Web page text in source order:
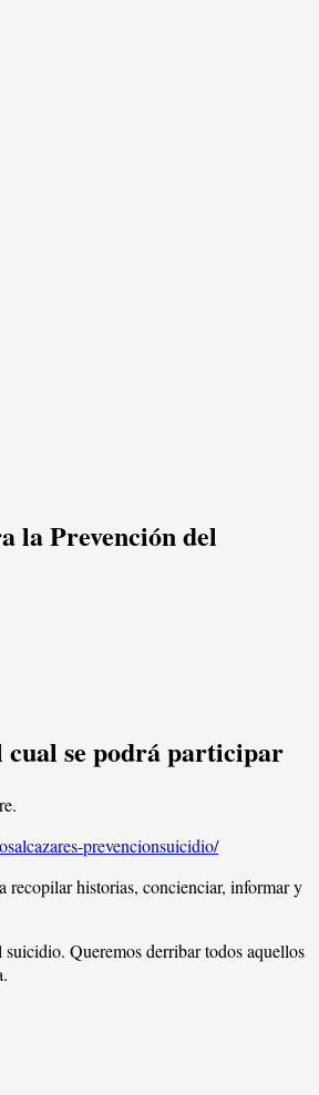
la Prevención del
cual se podrá participar
prevencionsuicidio/
recopilar historias, concienciar, informar y
Queremos derribar todos aquellos